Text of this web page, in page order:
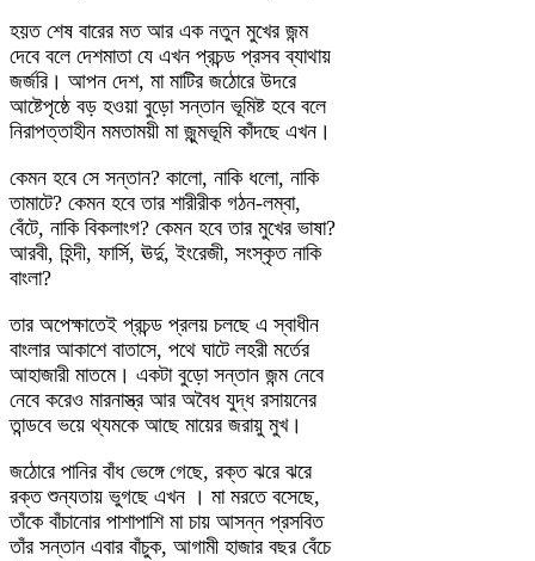
হয়ত শেষ বারের মত আর এক নতুন মুখের জন্ম
দেবে বলে দেশমাতা যে এখন প্রচন্ড প্রসব ব্যাথায়
জর্জরি। আপন দেশ, মা মাটির জঠোরে উদরে
আষ্টেপৃষ্ঠে বড় হওয়া বুড়ো সন্তান ভূমিষ্ট হবে বলে
নিরাপত্তাহীন মমতাময়ী মা জুন্মভূমি কাঁদছে এখন।
কেমন হবে সে সন্তান? কালো, নাকি ধলো, নাকি
তামাটে? কেমন হবে তার শারীরীক গঠন-লম্বা,
বেঁটে, নাকি বিকলাংগ? কেমন হবে তার মুখের ভাষা?
আরবী, হিন্দী, ফার্সি, ঊর্দু, ইংরেজী, সংস্কৃত নাকি
বাংলা?
তার অপেক্ষাতেই প্রচন্ড প্রলয় চলছে এ স্বাধীন
বাংলার আকাশে বাতাসে, পথে ঘাটে লহরী মর্তের
আহাজারী মাতমে। একটা বুড়ো সন্তান জন্ম নেবে
নেবে করেও মারনাস্ত্র আর অবৈধ যুদ্ধ রসায়নের
তান্ডবে ভয়ে থ্যমকে আছে মায়ের জরায়ু মুখ।
জঠোরে পানির বাঁধ ভেঙ্গে গেছে, রক্ত ঝরে ঝরে
রক্ত শুন্যতায় ভুগছে এখন । মা মরতে বসেছে,
তাঁকে বাঁচানোর পাশাপাশি মা চায় আসন্ন প্রসবিত
তাঁর সন্তান এবার বাঁচুক, আগামী হাজার বছর বেঁচে